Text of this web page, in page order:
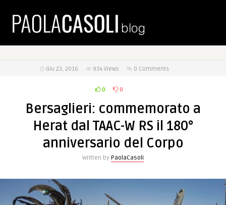
Giu 23, 2016 934 Views 0 Comments
0 0
Bersaglieri: commemorato a
Herat dal TAAC-W RS il 180°
anniversario del Corpo
Written by PaolaCasoli